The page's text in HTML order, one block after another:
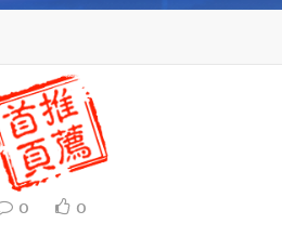
0 0